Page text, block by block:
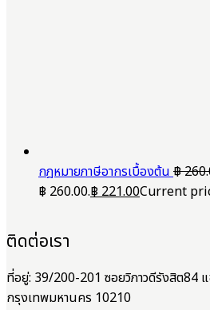
กฎหมายภาษีอากรเบื้องต้น฿
฿ 260.00.฿221.00Current
ติดต่อเรา
ที่อยู่: 39/200-201 ซอยวิภาวดีรังสิต84
กรุงเทพมหานคร 10210